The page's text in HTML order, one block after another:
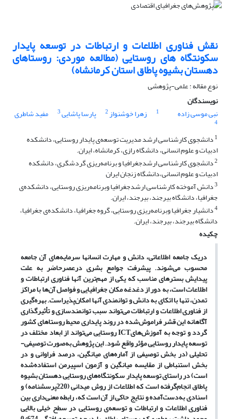
نقش فناوری اطلاعات و ارتباطات در توسعه پایدار
سکونتگاه های روستایی (مطالعه موردی: روستاهای
دهستان بشیوه پاطاق استان کرمانشاه)
نوع مقاله : علمی-پژوهشی
نویسندگان
نبی موسی زاده
1 زهرا خوشنواز2 پارسا پاشایی3 مفید شاطری
4
1 دانشجوی کارشناسی ارشد مدیریت توسعه‌‏ی ‏پایدار روستایی، دانشکده
ادبیات و علوم انسانی، دانشگاه رازی، کرمانشاه، ایران.
2دانشجوی کارشناسی ارشدجغرافیا و برنامه‌‏ریزی گردشگری، دانشکده
ادبیات و علوم انسانی،دانشگاه زنجان ایران
3دانش آموخته کارشناسی ارشدجغرافیا وبرنامه‌‏ریزی روستایی، دانشکده‌‏ی
جغرافیا، دانشگاه بیرجند، بیرجند، ایران.
4دانشیار جغرافیا وبرنامه‌‏ریزی روستایی، گروه جغرافیا، دانشکده‌‏ی جغرافیا،
دانشگاه بیرجند، بیرجند، ایران.
چکیده
دریک جامعه اطلاعاتی، دانش و مهارت انسان‏ها سرمایه‌‏های آن جامعه
محسوب می‏‌شوند. پیشرفت جوامع بشری درعصرحاضر به علت
پیدایش بسترهای مناسب که یکی از مهم‌ترین آن‏ها فناوری ارتباطات و
اطلاعات است، به‌ دور از دغدغه مکان جغرافیایی و فواصل آن‌ها با مراکز
تمدن، تنها با اتکای به دانش و توانمندی آن‏ها امکان‌‏پذیراست. بهره‌‏گیری
از فناوری اطلاعات و ارتباطات می‏‌تواند سبب توانمندسازی و تأثیرگذاری
آگاهانه این قشر فراموش‌شده در روند پایداری محیط روستاهای کشور
گردد و توجه به آموزش‏‌هایICTروستایی می‏‌تواند از ابعاد مختلف در
توسعه پایدار روستایی مؤثر واقع شود. این پژوهش به‌صورت توصیفی-
تحلیلی (در بخش توصیفی از آماره‌های میانگین، درصد فراوانی و در
بخش استنباطی از مقایسه میانگین و آزمون اسپیرمن استفاده‌شده
است) در راستای توسعه پایدار سکونت‏گاه‌‏های روستایی دهستان بشیوه
پاطاق انجام‌گرفته است که اطلاعات از روش میدانی (220پرسشنامه) و
اسنادی به‌دست‌آمده و نتایج حاکی از آن است که، رابطه معنی‌داری بین
فناوری اطلاعات و ارتباطات و توسعه‌‏ی روستایی در سطح خیلی بالایی